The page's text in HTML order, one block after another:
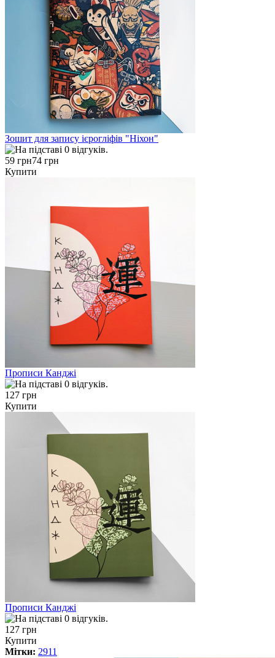
Зошит для запису ієрогліфів "Ніхон"
59 грн74 грн
Купити
Прописи Канджі
127 грн
Купити
Прописи Канджі
127 грн
Купити
Мітки: 2911